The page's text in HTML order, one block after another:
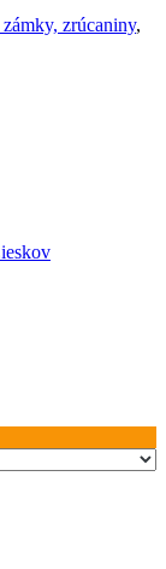
zrúcaniny,